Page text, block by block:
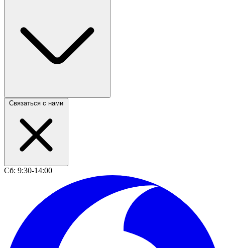
Связаться с нами
Сб: 9:30-14:00